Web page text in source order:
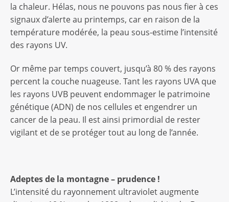
la chaleur. Hélas, nous ne pouvons pas nous fier à ces
signaux d’alerte au printemps, car en raison de la
température modérée, la peau sous-estime l’intensité
des rayons UV.
Or même par temps couvert, jusqu’à 80 % des rayons
percent la couche nuageuse. Tant les rayons UVA que
les rayons UVB peuvent endommager le patrimoine
génétique (ADN) de nos cellules et engendrer un
cancer de la peau. Il est ainsi primordial de rester
vigilant et de se protéger tout au long de l’année.
Adeptes de la montagne – prudence !
L’intensité du rayonnement ultraviolet augmente